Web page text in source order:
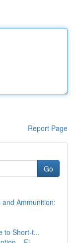
Report Page
Go
Ammunition:
to Short-t...